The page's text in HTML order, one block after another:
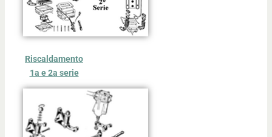
Riscaldamento
1a e 2a serie